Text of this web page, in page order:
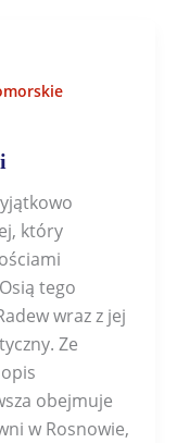
który
tego
wraz z jej
Ze
obejmuje
w Rosnowie,